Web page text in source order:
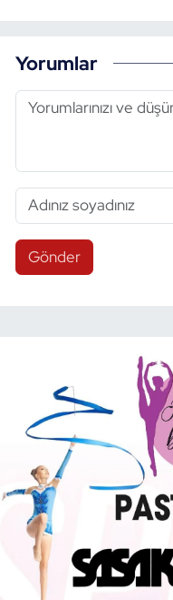
Yorumlar
Gönder